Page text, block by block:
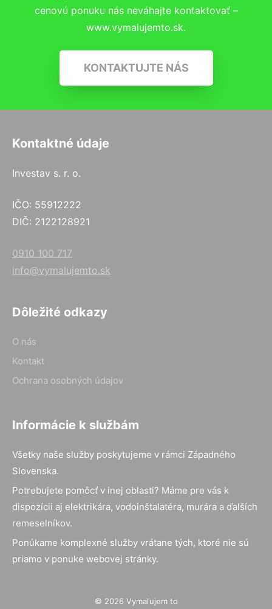
cenovú ponuku nás neváhajte kontaktovať –
www.vymalujemto.sk.
KONTAKTUJTE NÁS
Kontaktné údaje
Investav s. r. o.
IČO: 55912222
DIČ: 2122128921
0910 100 717
info@vymalujemto.sk
Dôležité odkazy
O nás
Kontakt
Ochrana osobných údajov
Informácie k službám
Všetky naše služby poskytujeme v rámci Západného
Slovenska.
Potrebujete pomôcť v inej oblasti? Máme pre vás k
dispozícii aj elektrikára, vodoinštalatéra, murára a ďalších
remeselníkov.
Ponúkame komplexné služby vrátane tých, ktoré nie sú
priamo v ponuke webovej stránky.
© 2026 Vymaľujem to